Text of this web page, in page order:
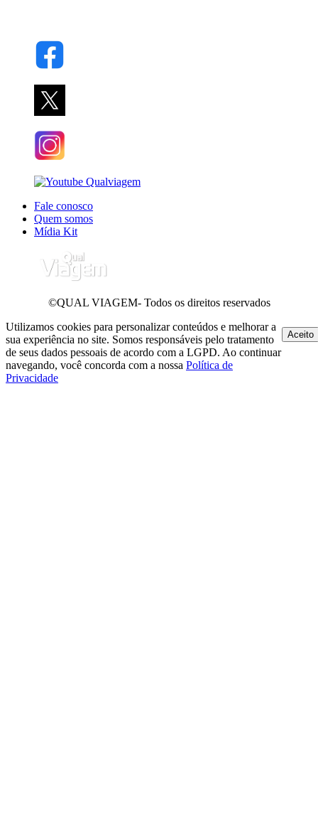
Fale conosco
Quem somos
Mídia Kit
©QUAL VIAGEM- Todos os direitos reservados
Utilizamos cookies para personalizar conteúdos e melhorar a
sua experiência no site. Somos responsáveis pelo tratamento
de seus dados pessoais de acordo com a LGPD. Ao continuar
navegando, você concorda com a nossa Política de
Privacidade
Aceito